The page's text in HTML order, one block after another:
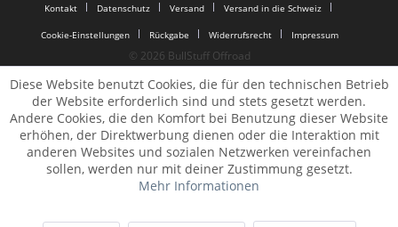
Kontakt Datenschutz Versand Versand in die Schweiz
Cookie-Einstellungen Rückgabe Widerrufsrecht Impressum
© 2026 BullStuff Offroad
Diese Website benutzt Cookies, die für den technischen Betrieb
der Website erforderlich sind und stets gesetzt werden.
Andere Cookies, die den Komfort bei Benutzung dieser Website
erhöhen, der Direktwerbung dienen oder die Interaktion mit
anderen Websites und sozialen Netzwerken vereinfachen
sollen, werden nur mit deiner Zustimmung gesetzt.
Mehr Informationen